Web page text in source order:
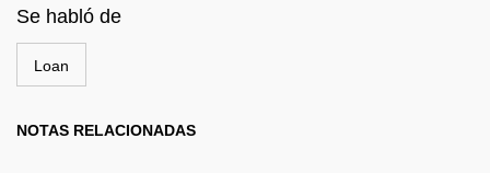
Se habló de
Loan
NOTAS RELACIONADAS